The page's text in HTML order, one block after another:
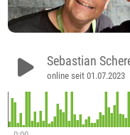
Sebastian
online seit 01.07.2023